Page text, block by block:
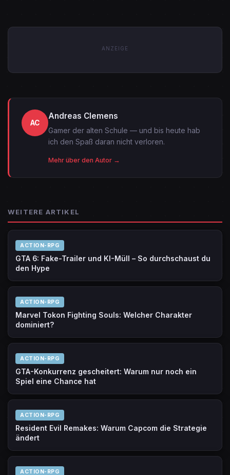
ANZEIGE
AC
Andreas Clemens
Gamer der alten Schule — und bis heute hab
ich den Spaß daran nicht verloren.
Mehr über den Autor →
WEITERE ARTIKEL
ACTION-RPG
GTA 6: Fake-Trailer und KI-Müll – So durchschaust du
den Hype
ACTION-RPG
Marvel Tokon Fighting Souls: Welcher Charakter
dominiert?
ACTION-RPG
GTA-Konkurrenz gescheitert: Warum nur noch ein
Spiel eine Chance hat
ACTION-RPG
Resident Evil Remakes: Warum Capcom die Strategie
ändert
ACTION-RPG